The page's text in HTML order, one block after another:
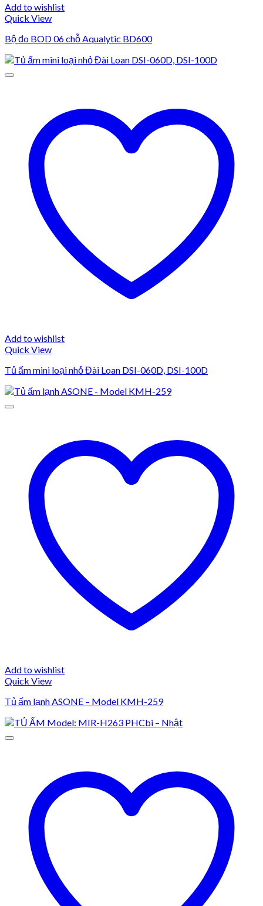
Add to wishlist
Quick View
Bộ đo BOD 06 chỗ Aqualytic BD600
Add to wishlist
Quick View
Tủ ấm mini loại nhỏ Đài Loan DSI-060D, DSI-100D
Add to wishlist
Quick View
Tủ ấm lạnh ASONE – Model KMH-259